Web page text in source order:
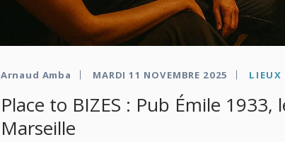
Arnaud Amba MARDI 11 NOVEMBRE 2025 LIEUX
Place to BIZES : Pub Émile 1933,
Marseille